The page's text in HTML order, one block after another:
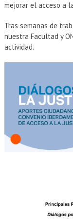
mejorar el acceso a
Tras semanas de
nuestra Facultad y
actividad.